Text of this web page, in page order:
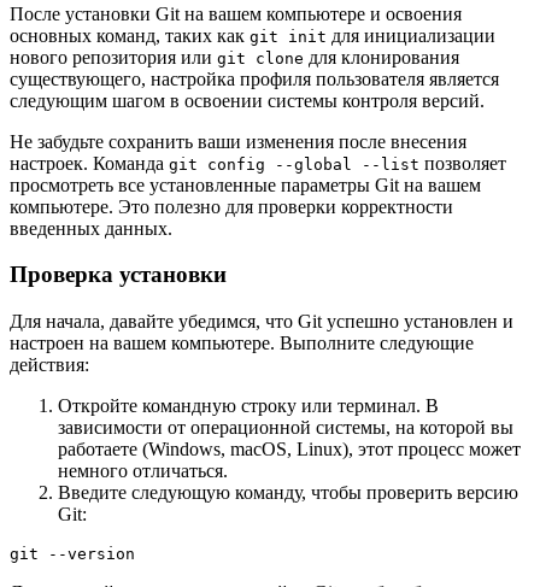
После установки Git на вашем компьютере и освоения
основных команд, таких как git init для инициализации
нового репозитория или git clone для клонирования
существующего, настройка профиля пользователя является
следующим шагом в освоении системы контроля версий.
Не забудьте сохранить ваши изменения после внесения
настроек. Команда git config --global --list позволяет
просмотреть все установленные параметры Git на вашем
компьютере. Это полезно для проверки корректности
введенных данных.
Проверка установки
Для начала, давайте убедимся, что Git успешно установлен и
настроен на вашем компьютере. Выполните следующие
действия:
Откройте командную строку или терминал. В
зависимости от операционной системы, на которой вы
работаете (Windows, macOS, Linux), этот процесс может
немного отличаться.
Введите следующую команду, чтобы проверить версию
Git: